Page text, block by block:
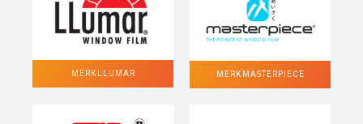
MERK LLUMAR MERK MASTERPIECE